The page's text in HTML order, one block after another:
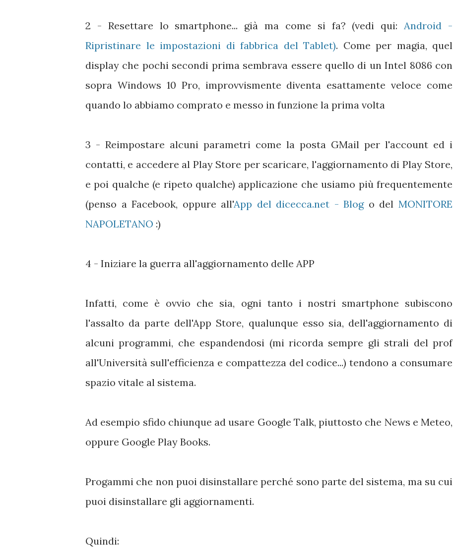
2 - Resettare lo smartphone... già ma come si fa? (vedi qui: Android -
Ripristinare le impostazioni di fabbrica del Tablet). Come per magia, quel
display che pochi secondi prima sembrava essere quello di un Intel 8086 con
sopra Windows 10 Pro, improvvismente diventa esattamente veloce come
quando lo abbiamo comprato e messo in funzione la prima volta
3 - Reimpostare alcuni parametri come la posta GMail per l'account ed i
contatti, e accedere al Play Store per scaricare, l'aggiornamento di Play Store,
e poi qualche (e ripeto qualche) applicazione che usiamo più frequentemente
(penso a Facebook, oppure all'App del dicecca.net - Blogo del MONITORE
NAPOLETANO :)
4 - Iniziare la guerra all'aggiornamento delle APP
Infatti, come è ovvio che sia, ogni tanto i nostri smartphone subiscono
l'assalto da parte dell'App Store, qualunque esso sia, dell'aggiornamento di
alcuni programmi, che espandendosi (mi ricorda sempre gli strali del prof
all'Università sull'efficienza e compattezza del codice...) tendono a consumare
spazio vitale al sistema.
Ad esempio sfido chiunque ad usare Google Talk, piuttosto che News e Meteo,
oppure Google Play Books.
Progammi che non puoi disinstallare perché sono parte del sistema, ma su cui
puoi disinstallare gli aggiornamenti.
Quindi: